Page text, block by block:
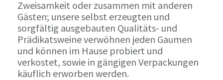
Zweisamkeit oder zusammen mit anderen
Gästen; unsere selbst erzeugten und
sorgfältig ausgebauten Qualitäts- und
Prädikatsweine verwöhnen jeden Gaumen
und können im Hause probiert und
verkostet, sowie in gängigen Verpackungen
käuflich erworben werden.